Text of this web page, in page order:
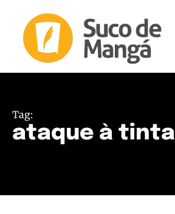
Tag:
ataque à tinta